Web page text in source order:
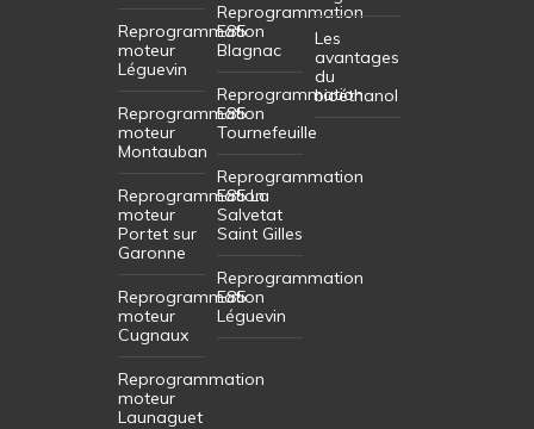
Reprogrammation
moteur
Léguevin
Reprogrammation
moteur
Montauban
Reprogrammation
moteur
Portet sur
Garonne
Reprogrammation
moteur
Cugnaux
Reprogrammation
moteur
Launaguet
Reprogrammation
E85
Blagnac
Reprogrammation
E85
Tournefeuille
Reprogrammation
E85 La
Salvetat
Saint Gilles
Reprogrammation
E85
Léguevin
Les
avantages
du
bioéthanol